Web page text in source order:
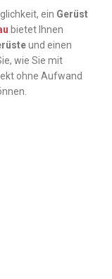
ein Gerüst
bietet Ihnen
und einen
wie Sie mit
ohne Aufwand